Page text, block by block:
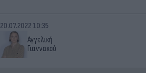
Αγγελική
Γιαννακού
20.07.2022 10:35